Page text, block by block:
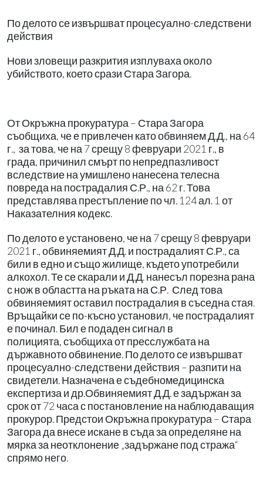
По делото се извършват процесуално-следствени
действия
Нови зловещи разкрития изплуваха около
убийството, което срази Стара Загора.
От Окръжна прокуратура – Стара Загора
съобщиха, че е привлечен като обвиняем Д.Д., на 64
г., за това, че на 7 срещу 8 февруари 2021 г., в
града, причинил смърт по непредпазливост
вследствие на умишлено нанесена телесна
повреда на пострадалия С.Р., на 62 г. Това
представлява престъпление по чл. 124 ал. 1 от
Наказателния кодекс.
По делото е установено, че на 7 срещу 8 февруари
2021 г., обвиняемият Д.Д. и пострадалият С.Р., са
били в едно и също жилище, където употребили
алкохол. Те се скарали и Д.Д. нанесъл порезна рана
с нож в областта на ръката на С.Р. След това
обвиняемият оставил пострадалия в съседна стая.
Връщайки се по-късно установил, че пострадалият
е починал. Бил е подаден сигнал в
полицията, съобщиха от пресслужбата на
държавното обвинение. По делото се извършват
процесуално-следствени действия – разпити на
свидетели. Назначена е съдебномедицинска
експертиза и др.Обвиняемият Д.Д. е задържан за
срок от 72 часа с постановление на наблюдаващия
прокурор. Предстои Окръжна прокуратура – Стара
Загора да внесе искане в съда за определяне на
мярка за неотклонение „задържане под стража“
спрямо него.